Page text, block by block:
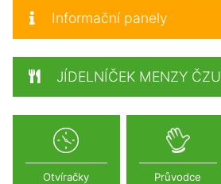
Informační panely
JÍDELNÍČEK MENZY ČZU
Otvíračky
Průvodce